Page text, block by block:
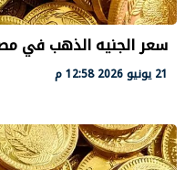
سعر الجنيه الذهب في مصر اليوم
21 يونيو 2026 12:58 م